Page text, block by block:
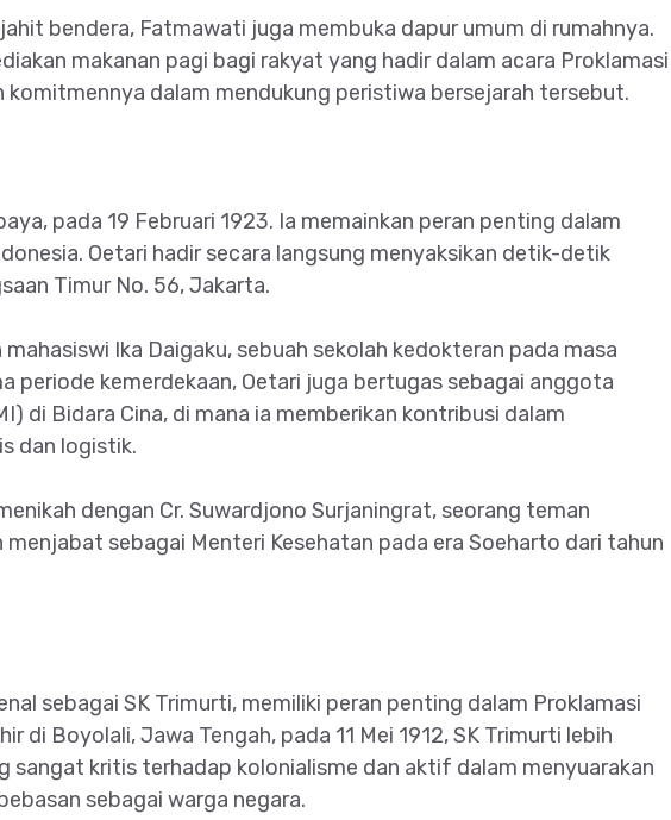
bendera, Fatmawati juga membuka dapur umum di rumahnya.
makanan pagi bagi rakyat yang hadir dalam acara Proklamasi
komitmennya dalam mendukung peristiwa bersejarah tersebut.
pada 19 Februari 1923. Ia memainkan peran penting dalam
Oetari hadir secara langsung menyaksikan detik-detik
Timur No. 56, Jakarta.
Ika Daigaku, sebuah sekolah kedokteran pada masa
periode kemerdekaan, Oetari juga bertugas sebagai anggota
di Bidara Cina, di mana ia memberikan kontribusi dalam
dan logistik.
dengan Cr. Suwardjono Surjaningrat, seorang teman
menjabat sebagai Menteri Kesehatan pada era Soeharto dari tahun
sebagai SK Trimurti, memiliki peran penting dalam Proklamasi
di Boyolali, Jawa Tengah, pada 11 Mei 1912, SK Trimurti lebih
sangat kritis terhadap kolonialisme dan aktif dalam menyuarakan
sebagai warga negara.